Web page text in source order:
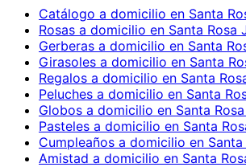
Catálogo a domicilio en Santa
Rosas a domicilio en Santa Rosa
Gerberas a domicilio en Santa
Girasoles a domicilio en Santa
Regalos a domicilio en Santa
Peluches a domicilio en Santa
Globos a domicilio en Santa
Pasteles a domicilio en Santa
Cumpleaños a domicilio en Santa
Amistad a domicilio en Santa